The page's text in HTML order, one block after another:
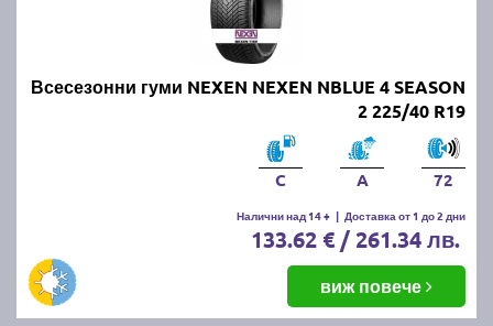
Всесезонни гуми NEXEN NEXEN NBLUE 4 SEASON
2 225/40 R19
C A 72
Налични над 14 + | Доставка от 1 до 2 дни
133.62 € / 261.34 лв.
виж повече